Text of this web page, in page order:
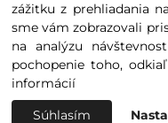
© 2020 - 2026
zážitku z prehliadania
sme vám zobrazovali
na analýzu
pochopenie toho,
informácií
Súhlasím